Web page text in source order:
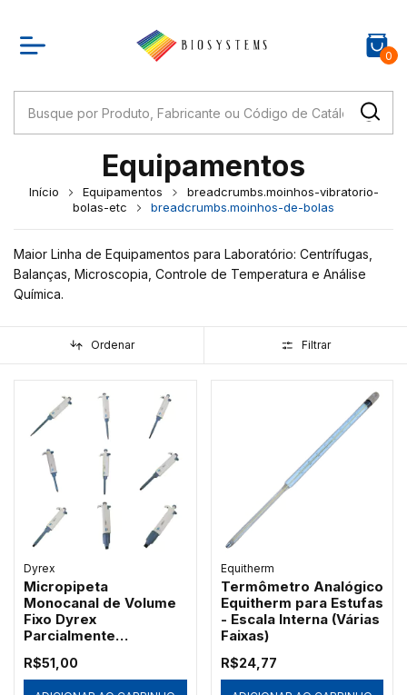
0
Equipamentos
Início Equipamentos
breadcrumbs.moinhos-vibratorio-
bolas-etc
breadcrumbs.moinhos-de-bolas
Maior Linha de Equipamentos para Laboratório: Centrífugas,
Balanças, Microscopia, Controle de Temperatura e Análise
Química.
Ordenar Filtrar
Dyrex
Micropipeta
Monocanal de Volume
Fixo Dyrex
Parcialmente
R$51,00
Equitherm
Termômetro Analógico
Equitherm para Estufas
- Escala Interna (Várias
Faixas)
R$24,77